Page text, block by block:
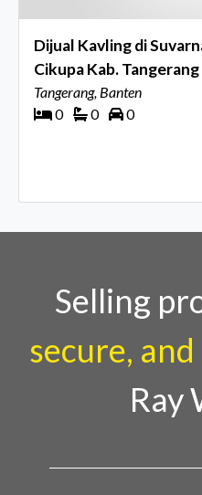
Dijual Kavling di
Cikupa Kab. Tangerang
Tangerang, Banten
0
0 0
Selling
secure,
Ray